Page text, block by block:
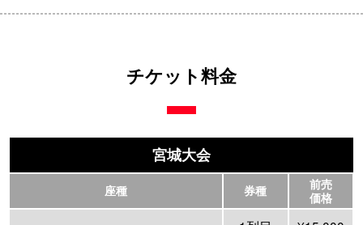
チケット料金
宮城大会
座種 券種
前売
価格